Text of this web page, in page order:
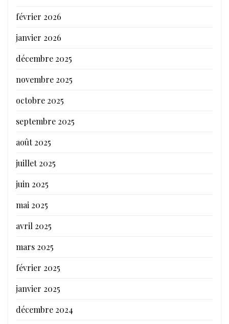
février 2026
janvier 2026
décembre 2025
novembre 2025
octobre 2025
septembre 2025
août 2025
juillet 2025
juin 2025
mai 2025
avril 2025
mars 2025
février 2025
janvier 2025
décembre 2024